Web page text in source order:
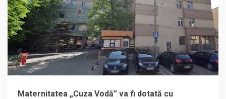
Maternitatea „Cuza Vodă” va fi dotată cu